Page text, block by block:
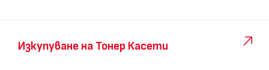
Изкупуване на Тонер Касети